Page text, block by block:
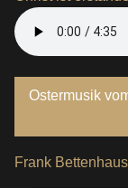
Frank